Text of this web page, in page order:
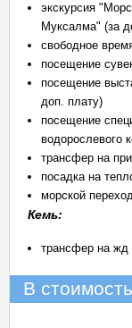
экскурсия
Муксалма" (за
свободное
посещение
посещение
доп. плату)
посещение
водорослевого
трансфер на
посадка на
морской
Кемь:
трансфер на жд
В